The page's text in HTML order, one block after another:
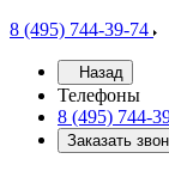
8 (495) 744-39-74
Назад
Телефоны
8 (495) 744-
Заказать